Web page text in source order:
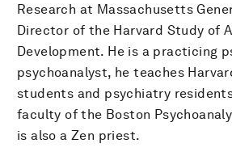
Research at Massachusetts
Director of the Harvard Study of
Development. He is a practicing
psychoanalyst, he teaches
students and psychiatry
faculty of the Boston
is also a Zen priest.